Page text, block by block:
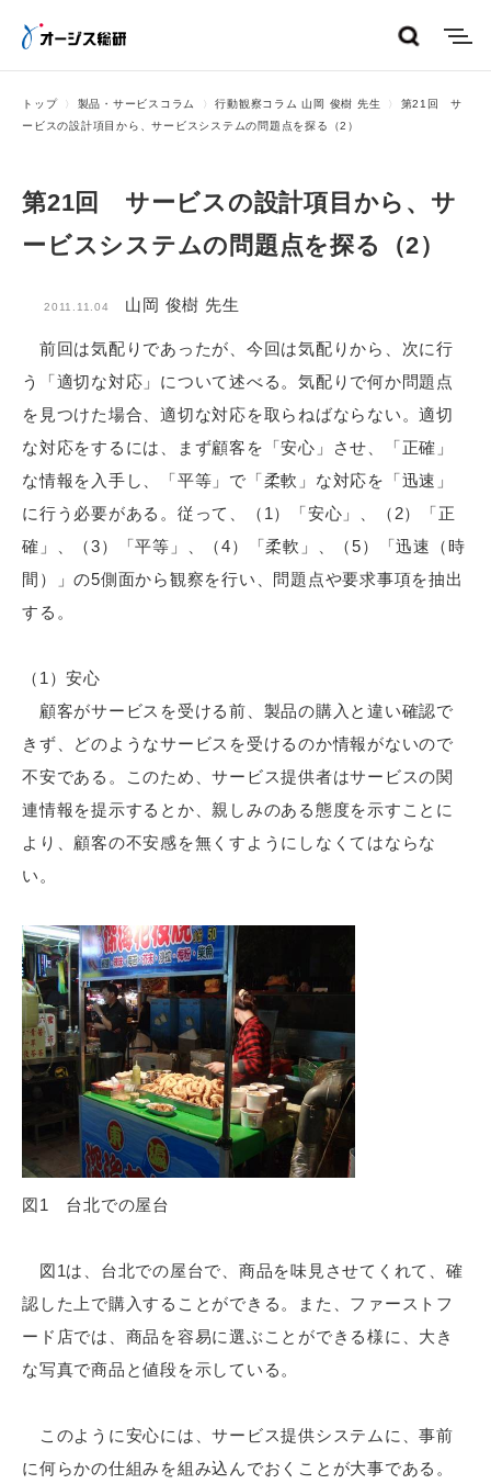
トップ 製品・サービスコラム 行動観察コラム 山岡 俊樹 先生
第21回 サ
ービスの設計項目から、サービスシステムの問題点を探る（2）
第21回 サービスの設計項目から、サ
ービスシステムの問題点を探る（2）
2011.11.04 山岡 俊樹 先生
前回は気配りであったが、今回は気配りから、次に行
う「適切な対応」について述べる。気配りで何か問題点
を見つけた場合、適切な対応を取らねばならない。適切
な対応をするには、まず顧客を「安心」させ、「正確」
な情報を入手し、「平等」で「柔軟」な対応を「迅速」
に行う必要がある。従って、（1）「安心」、（2）「正
確」、（3）「平等」、（4）「柔軟」、（5）「迅速（時
間）」の5側面から観察を行い、問題点や要求事項を抽出
する。
（1）安心
顧客がサービスを受ける前、製品の購入と違い確認で
きず、どのようなサービスを受けるのか情報がないので
不安である。このため、サービス提供者はサービスの関
連情報を提示するとか、親しみのある態度を示すことに
より、顧客の不安感を無くすようにしなくてはならな
い。
図1 台北での屋台
図1は、台北での屋台で、商品を味見させてくれて、確
認した上で購入することができる。また、ファーストフ
ード店では、商品を容易に選ぶことができる様に、大き
な写真で商品と値段を示している。
このように安心には、サービス提供システムに、事前
に何らかの仕組みを組み込んでおくことが大事である。